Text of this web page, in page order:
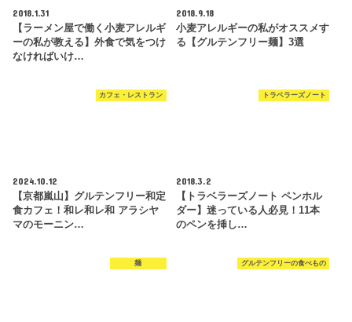
2018.1.31
【ラーメン屋で働く小麦アレルギ
ーの私が教える】外食で気をつけ
なければいけ…
2018.9.18
小麦アレルギーの私がオススメす
る【グルテンフリー麺】3選
カフェ・レストラン
2024.10.12
【京都嵐山】グルテンフリー和定
食カフェ！和レ和レ和 アラシヤ
マのモーニン…
トラベラーズノート
2018.3.2
【トラベラーズノート ペンホル
ダー】迷っている人必見！11本
のペンを挿し…
麺 グルテンフリーの食べもの